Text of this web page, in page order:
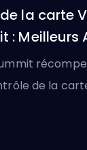
la carte
: Meilleurs
et
de la